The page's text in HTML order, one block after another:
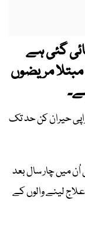
گئی ہے
مریضوں
حیران کن حد تک
میں چار سال بعد
لینے والوں کے